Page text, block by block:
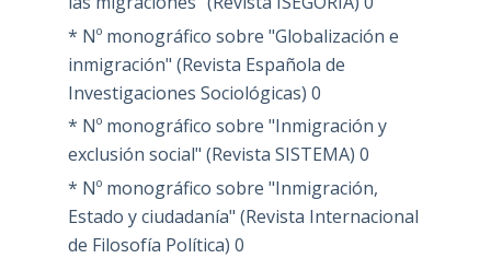
* Nº monográfico sobre "Globalización e
inmigración" (Revista Española de
Investigaciones Sociológicas) 0
* Nº monográfico sobre "Inmigración y
exclusión social" (Revista SISTEMA) 0
* Nº monográfico sobre "Inmigración,
Estado y ciudadanía" (Revista Internacional
de Filosofía Política) 0